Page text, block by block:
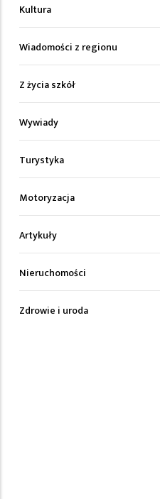
Kultura
Wiadomości z regionu
Z życia szkół
Wywiady
Turystyka
Motoryzacja
Artykuły
Nieruchomości
Zdrowie i uroda